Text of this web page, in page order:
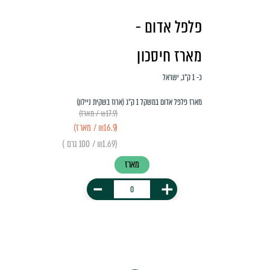
פלפל אדום -
מארז חיסכון
כ- 1 ק"ג, ישראל
מארז פלפל אדום במשקל 1 ק״ג (ארוז בשקית ניילון)
(₪17.9 / מארז)
(₪16.9 / מארז)
(₪1.69 / 100 גרם )
מארז
+
-